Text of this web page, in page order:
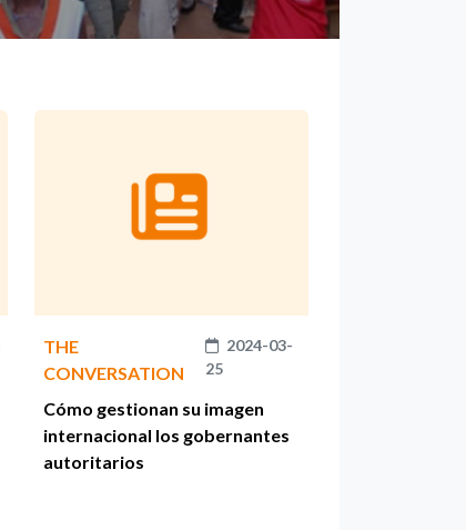
THE
CONVERSATION
2024-03-
25
Cómo gestionan su imagen
internacional los gobernantes
autoritarios